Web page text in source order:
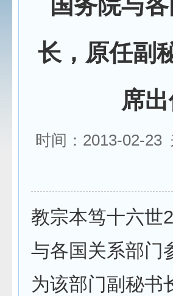
长，原任副
席
时间：2013-02-23
教宗本笃十六世
与各国关系部门
为该部门副秘书